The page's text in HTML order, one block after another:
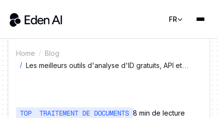
FR
Home
Blog
Les meilleurs outils d'analyse d'ID gratuits, API et
TOP TRAITEMENT DE DOCUMENTS 8 min de lecture